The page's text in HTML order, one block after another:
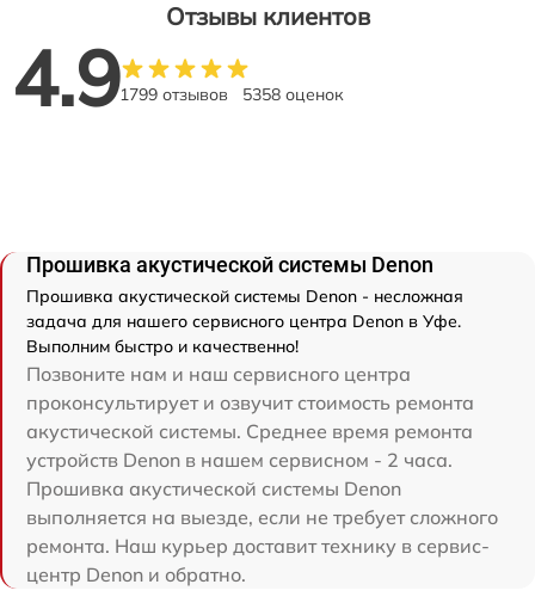
Отзывы клиентов
4.91799 отзывов 5358 оценок
Прошивка акустической системы Denon
Прошивка акустической системы Denon - несложная
задача для нашего сервисного центра Denon в Уфе.
Выполним быстро и качественно!
Позвоните нам и наш сервисного центра
проконсультирует и озвучит стоимость ремонта
акустической системы. Среднее время ремонта
устройств Denon в нашем сервисном - 2 часа.
Прошивка акустической системы Denon
выполняется на выезде, если не требует сложного
ремонта. Наш курьер доставит технику в сервис-
центр Denon и обратно.